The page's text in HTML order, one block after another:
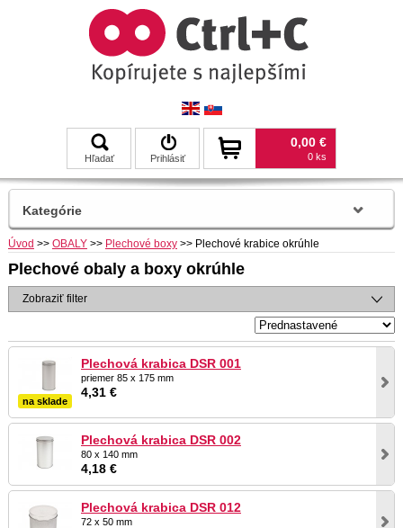
Hľadať Prihlásiť
0,00 €
0 ks
Úvod >> OBALY >> Plechové boxy >> Plechové krabice okrúhle
Plechové obaly a boxy okrúhle
Zobraziť filter
na sklade
Plechová krabica DSR 001
priemer 85 x 175 mm
4,31 €
Plechová krabica DSR 002
80 x 140 mm
4,18 €
Plechová krabica DSR 012
72 x 50 mm
Kategórie